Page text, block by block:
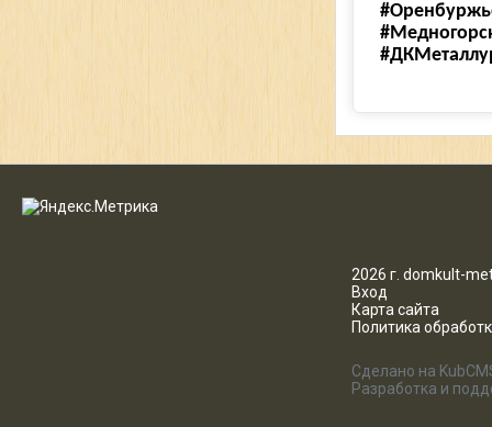
2026 г. domkult-
Вход
Карта сайта
Политика
Сделано на
Разработка и